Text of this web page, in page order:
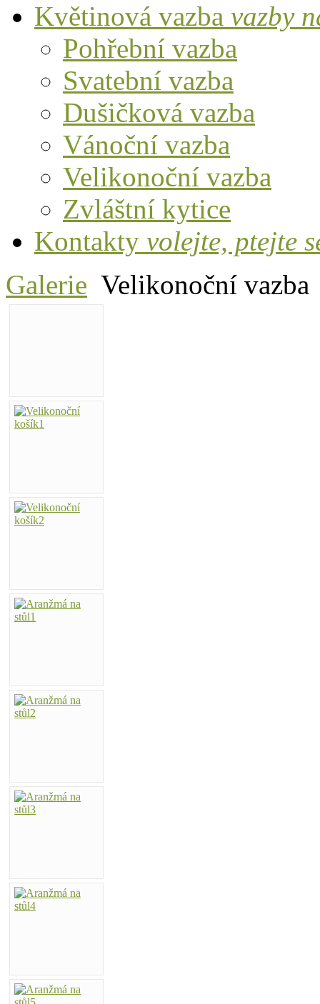
Květinová vazba vazby
Pohřební vazba
Svatební vazba
Dušičková vazba
Vánoční vazba
Velikonoční vazba
Zvláštní kytice
Kontakty volejte, ptejte
Galerie Velikonoční vazba